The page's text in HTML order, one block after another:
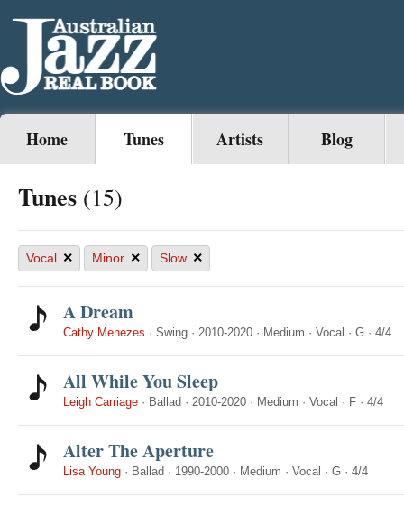
Home Tunes Artists Blog
Tunes (15)
Vocal × Minor × Slow ×
A Dream
Cathy Menezes · Swing · 2010-2020 · Medium · Vocal · G · 4/4
All While You Sleep
Leigh Carriage · Ballad · 2010-2020 · Medium · Vocal · F · 4/4
Alter The Aperture
Lisa Young · Ballad · 1990-2000 · Medium · Vocal · G · 4/4